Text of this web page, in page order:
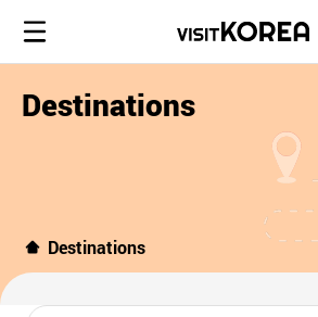
Destinations
Destinations